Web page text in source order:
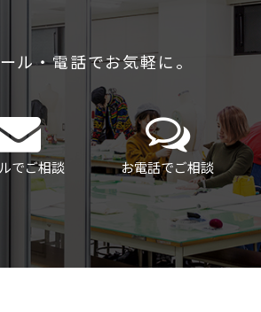
ル・電話でお気軽に。
でご相談 お電話でご相談